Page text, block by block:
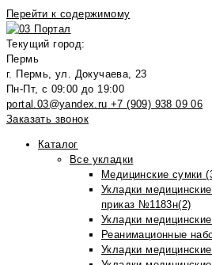
Перейти к содержимому
Текущий город:
Пермь
г. Пермь, ул. Докучаева, 23
Пн-Пт, с 09:00 до 19:00
portal.03@yandex.ru +7 (909) 938 09 06
Заказать звонок
Каталог
Все укладки
Медицинские сумки
Укладки
приказ №1183н(2)
Укладки
Реанимационные
Укладки